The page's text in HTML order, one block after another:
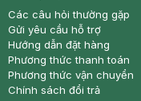
Các câu hỏi thường gặp
Gửi yêu cầu hỗ trợ
Hướng dẫn đặt hàng
Phương thức thanh toán
Phương thức vận chuyển
Chính sách đổi trả